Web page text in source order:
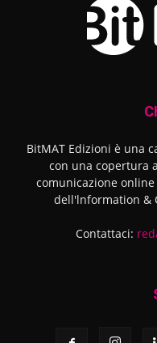
BitMAT Edizioni è una
con una copertura
comunicazione
dell'lnformation &
Contattaci: